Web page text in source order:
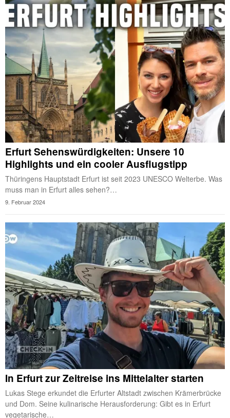
Erfurt Sehenswürdigkeiten: Unsere 10
Highlights und ein cooler Ausflugstipp
Thüringens Hauptstadt Erfurt ist seit 2023 UNESCO Welterbe. Was
muss man in Erfurt alles sehen?…
9. Februar 2024
In Erfurt zur Zeitreise ins Mittelalter starten
Lukas Stege erkundet die Erfurter Altstadt zwischen Krämerbrücke
und Dom. Seine kulinarische Herausforderung: Gibt es in Erfurt
vegetarische…